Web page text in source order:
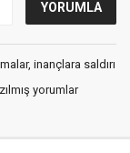
inançlara saldırı
yorumlar